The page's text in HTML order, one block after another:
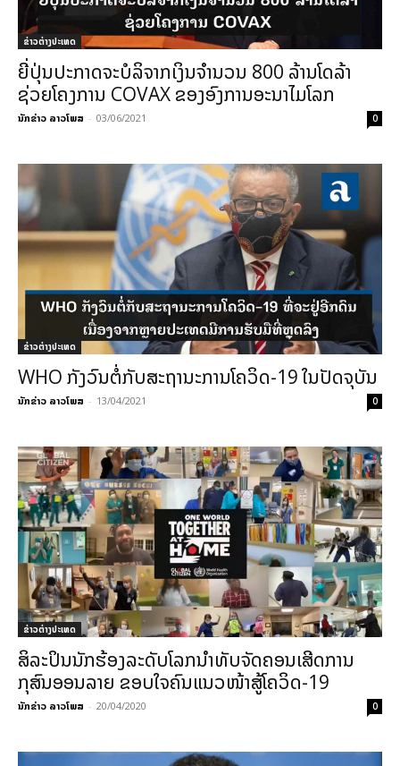
ຂ່າວຕ່າງປະເທດ
ຍີ່ປຸ່ນປະກາດຈະບໍລິຈາກເງິນຈໍານວນ 800 ລ້ານໂດລ້າ
ຊ່ວຍໂຄງການ COVAX ຂອງອົງການອະນາໄມໂລກ
ນັກຂ່າວ ລາວໂພສ - 03/06/2021 0
ຂ່າວຕ່າງປະເທດ
WHO ກັງວົນຕໍ່ກັບສະຖານະການໂຄວິດ-19 ໃນປັດຈຸບັນ
ນັກຂ່າວ ລາວໂພສ - 13/04/2021 0
ຂ່າວຕ່າງປະເທດ
ສິລະປິນນັກຮ້ອງລະດັບໂລກນຳທັບຈັດຄອນເສີດການ
ກຸສົນອອນລາຍ ຂອບໃຈຄົນແນວໜ້າສູ້ໂຄວິດ-19
ນັກຂ່າວ ລາວໂພສ - 20/04/2020 0